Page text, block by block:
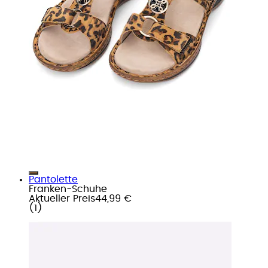
Pantolette
Franken-Schuhe
Aktueller Preis44,99 €
( 1 )